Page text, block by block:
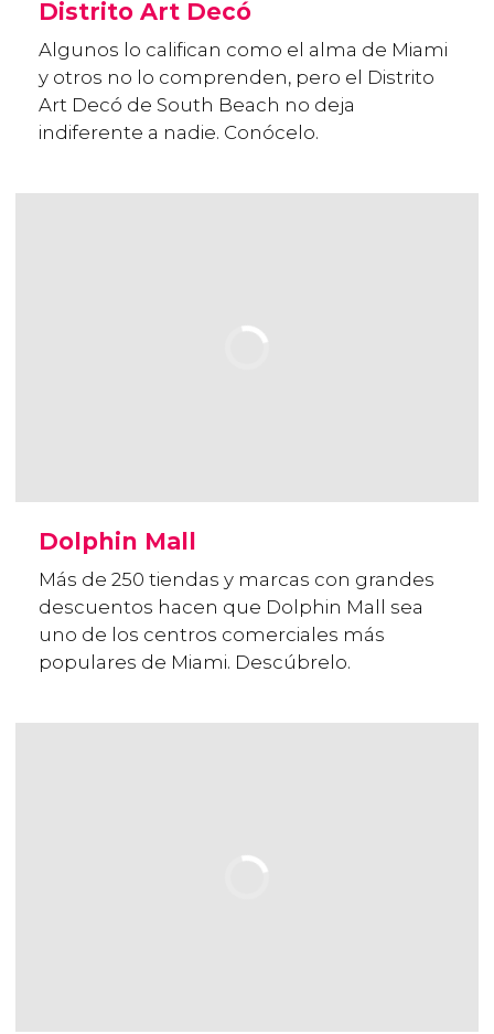
Distrito Art Decó
Algunos lo califican como el alma de Miami
y otros no lo comprenden, pero el Distrito
Art Decó de South Beach no deja
indiferente a nadie. Conócelo.
Dolphin Mall
Más de 250 tiendas y marcas con grandes
descuentos hacen que Dolphin Mall sea
uno de los centros comerciales más
populares de Miami. Descúbrelo.